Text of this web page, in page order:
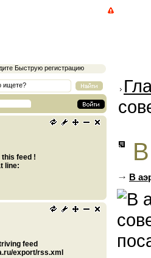
Быструю регистрацию
feed !
line:
feed
export/rss.xml
В